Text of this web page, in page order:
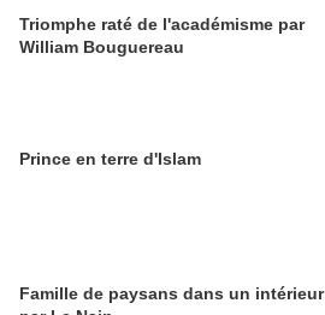
Triomphe raté de l'académisme par
William Bouguereau
Prince en terre d'Islam
Famille de paysans dans un intérieur